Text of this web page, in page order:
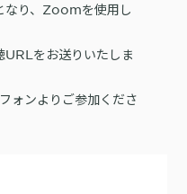
スケース9選
なり、Zoomを使用し
URLをお送りいたしま
ォンよりご参加くださ